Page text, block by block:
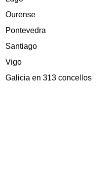
Ourense
Pontevedra
Santiago
Vigo
Galicia en 313 concellos